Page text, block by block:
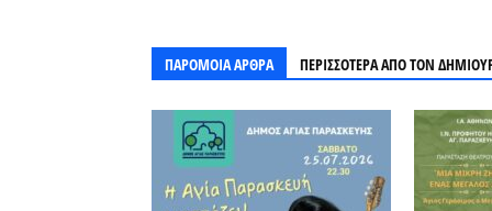
ΠΑΡΟΜΟΙΑ ΑΡΘΡΑ ΠΕΡΙΣΣΟΤΕΡΑ ΑΠΟ ΤΟΝ